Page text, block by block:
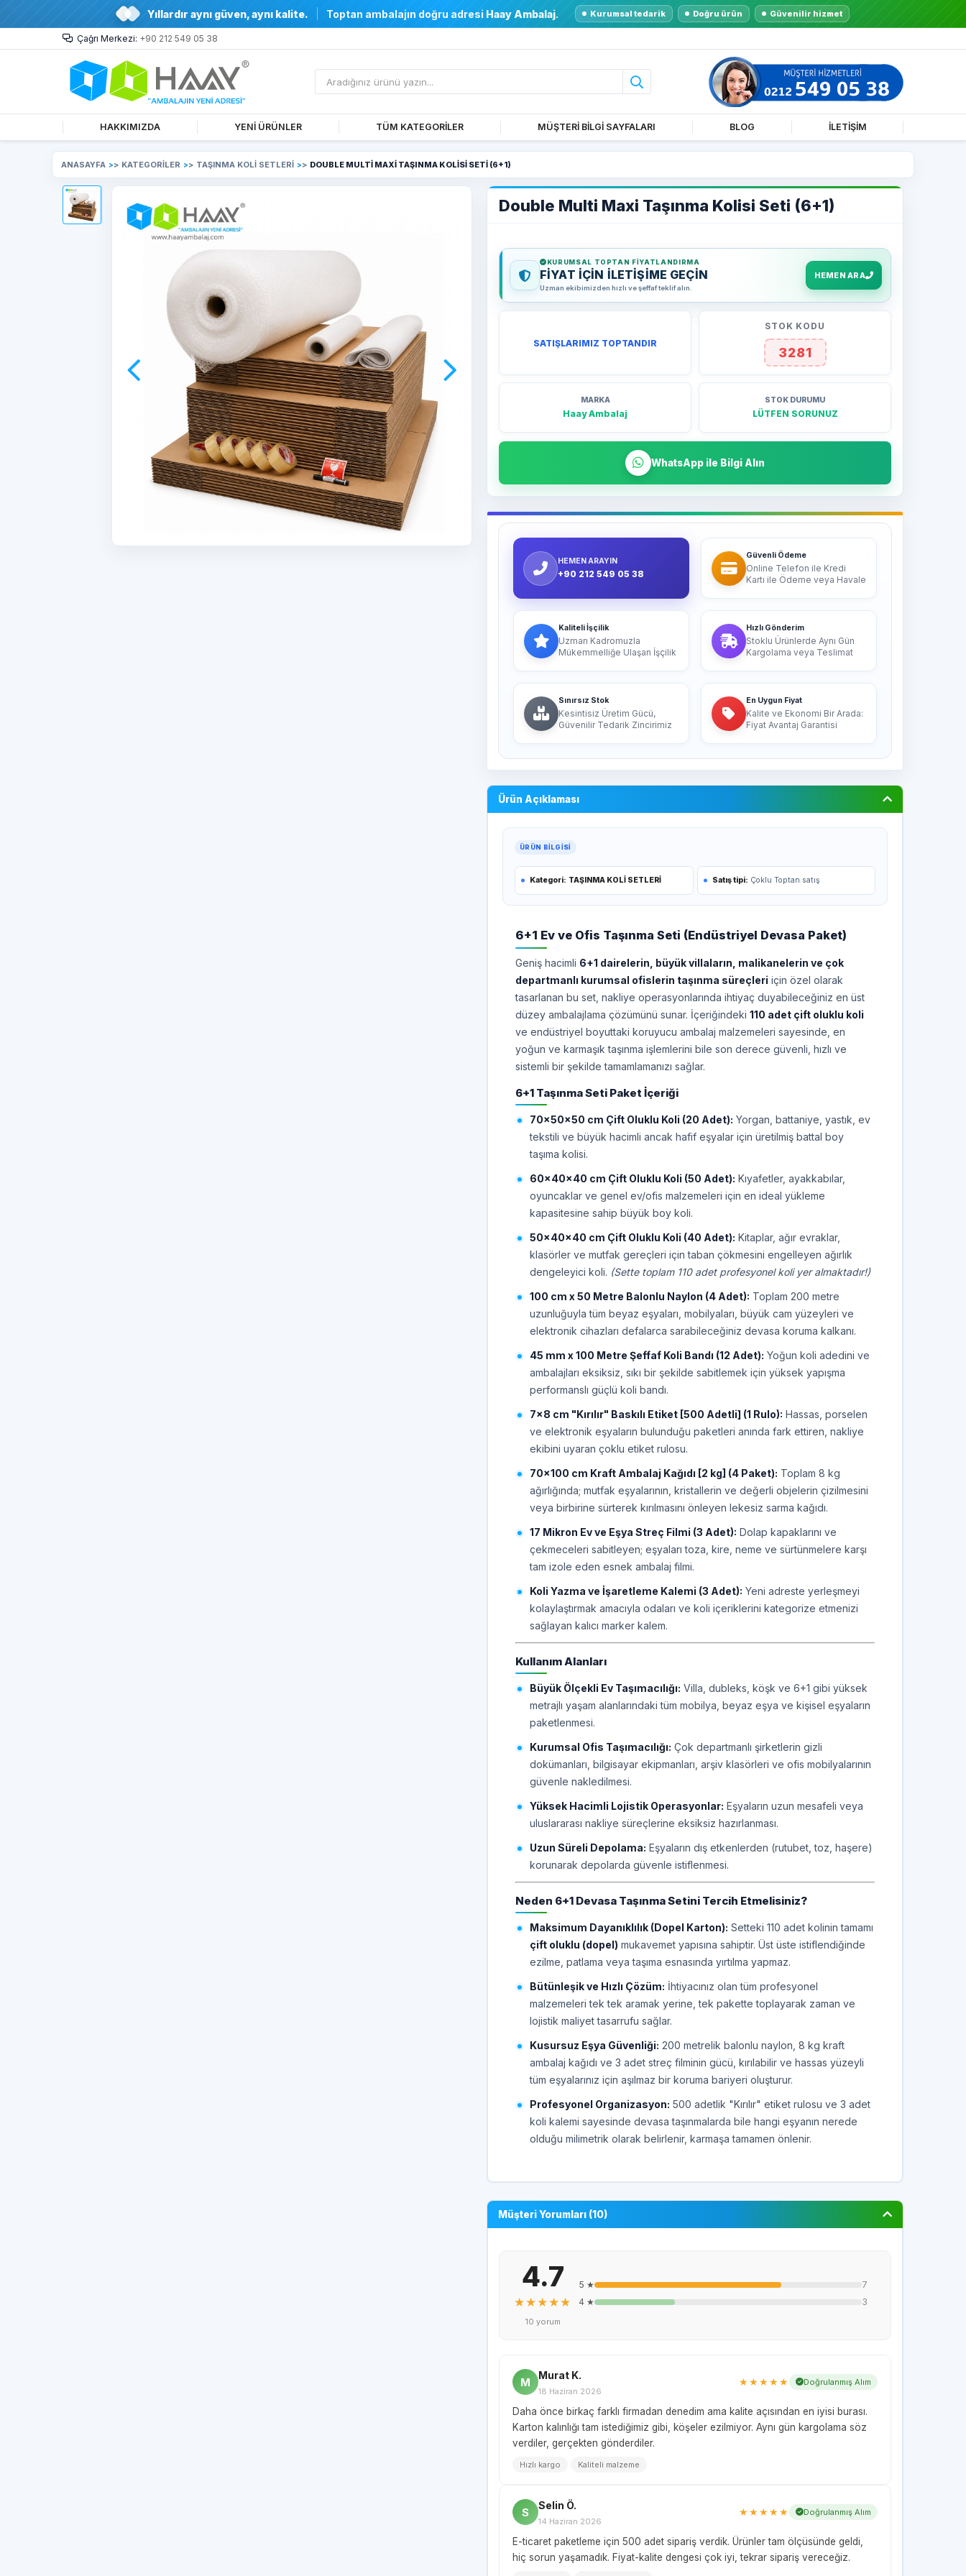
Yıllardır aynı güven, aynı kalite. Toptan ambalajın doğru adresi Haay Ambalaj. Kurumsal tedarik Doğru ürün Güvenilir hizmet
Çağrı Merkezi: +90 212 549 05 38
HAKKIMIZDA YENİ ÜRÜNLER TÜM KATEGORİLER MÜŞTERİ BİLGİ SAYFALARI BLOG İLETİŞİM
ANASAYFA > KATEGORİLER > TAŞINMA KOLİ SETLERİ > DOUBLE MULTI MAXI TAŞINMA KOLISI SETI (6+1)
Double Multi Maxi Taşınma Kolisi Seti (6+1)
KURUMSAL TOPTAN FIYATLANDIRMA
FİYAT İÇİN İLETİŞİME GEÇİN
Uzman ekibimizden hızlı ve şeffaf teklif alın.
HEMEN ARA
SATIŞLARIMIZ TOPTANDIR
STOK KODU
3281
MARKA
Haay Ambalaj
STOK DURUMU
LÜTFEN SORUNUZ
WhatsApp ile Bilgi Alın
HEMEN ARAYIN
+90 212 549 05 38
Güvenli Ödeme
Online Telefon ile Kredi
Kartı ile Ödeme veya Havale
Kaliteli İşçilik
Uzman Kadromuzla
Mükemmelliğe Ulaşan İşçilik
Hızlı Gönderim
Stoklu Ürünlerde Aynı Gün
Kargolama veya Teslimat
Sınırsız Stok
Kesintisiz Üretim Gücü,
Güvenilir Tedarik Zincirimiz
En Uygun Fiyat
Kalite ve Ekonomi Bir Arada:
Fiyat Avantaj Garantisi
Ürün Açıklaması
ÜRÜN BILGISI
Kategori: TAŞINMA KOLİ SETLERİ Satış tipi: Çoklu Toptan satış
6+1 Ev ve Ofis Taşınma Seti (Endüstriyel Devasa Paket)
Geniş hacimli 6+1 dairelerin, büyük villaların, malikanelerin ve çok
departmanlı kurumsal ofislerin taşınma süreçleri için özel olarak
tasarlanan bu set, nakliye operasyonlarında ihtiyaç duyabileceğiniz en üst
düzey ambalajlama çözümünü sunar. İçeriğindeki 110 adet çift oluklu koli
ve endüstriyel boyuttaki koruyucu ambalaj malzemeleri sayesinde, en
yoğun ve karmaşık taşınma işlemlerini bile son derece güvenli, hızlı ve
sistemli bir şekilde tamamlamanızı sağlar.
6+1 Taşınma Seti Paket İçeriği
70x50x50 cm Çift Oluklu Koli (20 Adet): Yorgan, battaniye, yastık, ev
tekstili ve büyük hacimli ancak hafif eşyalar için üretilmiş battal boy
taşıma kolisi.
60x40x40 cm Çift Oluklu Koli (50 Adet): Kıyafetler, ayakkabılar,
oyuncaklar ve genel ev/ofis malzemeleri için en ideal yükleme
kapasitesine sahip büyük boy koli.
50x40x40 cm Çift Oluklu Koli (40 Adet): Kitaplar, ağır evraklar,
klasörler ve mutfak gereçleri için taban çökmesini engelleyen ağırlık
dengeleyici koli. (Sette toplam 110 adet profesyonel koli yer almaktadır!)
100 cm x 50 Metre Balonlu Naylon (4 Adet): Toplam 200 metre
uzunluğuyla tüm beyaz eşyaları, mobilyaları, büyük cam yüzeyleri ve
elektronik cihazları defalarca sarabileceğiniz devasa koruma kalkanı.
45 mm x 100 Metre Şeffaf Koli Bandı (12 Adet): Yoğun koli adedini ve
ambalajları eksiksiz, sıkı bir şekilde sabitlemek için yüksek yapışma
performanslı güçlü koli bandı.
7x8 cm "Kırılır" Baskılı Etiket [500 Adetli] (1 Rulo): Hassas, porselen
ve elektronik eşyaların bulunduğu paketleri anında fark ettiren, nakliye
ekibini uyaran çoklu etiket rulosu.
70x100 cm Kraft Ambalaj Kağıdı [2 kg] (4 Paket): Toplam 8 kg
ağırlığında; mutfak eşyalarının, kristallerin ve değerli objelerin çizilmesini
veya birbirine sürterek kırılmasını önleyen lekesiz sarma kağıdı.
17 Mikron Ev ve Eşya Streç Filmi (3 Adet): Dolap kapaklarını ve
çekmeceleri sabitleyen; eşyaları toza, kire, neme ve sürtünmelere karşı
tam izole eden esnek ambalaj filmi.
Koli Yazma ve İşaretleme Kalemi (3 Adet): Yeni adreste yerleşmeyi
kolaylaştırmak amacıyla odaları ve koli içeriklerini kategorize etmenizi
sağlayan kalıcı marker kalem.
Kullanım Alanları
Büyük Ölçekli Ev Taşımacılığı: Villa, dubleks, köşk ve 6+1 gibi yüksek
metrajlı yaşam alanlarındaki tüm mobilya, beyaz eşya ve kişisel eşyaların
paketlenmesi.
Kurumsal Ofis Taşımacılığı: Çok departmanlı şirketlerin gizli
dokümanları, bilgisayar ekipmanları, arşiv klasörleri ve ofis mobilyalarının
güvenle nakledilmesi.
Yüksek Hacimli Lojistik Operasyonlar: Eşyaların uzun mesafeli veya
uluslararası nakliye süreçlerine eksiksiz hazırlanması.
Uzun Süreli Depolama: Eşyaların dış etkenlerden (rutubet, toz, haşere)
korunarak depolarda güvenle istiflenmesi.
Neden 6+1 Devasa Taşınma Setini Tercih Etmelisiniz?
Maksimum Dayanıklılık (Dopel Karton): Setteki 110 adet kolinin tamamı
çift oluklu (dopel) mukavemet yapısına sahiptir. Üst üste istiflendiğinde
ezilme, patlama veya taşıma esnasında yırtılma yapmaz.
Bütünleşik ve Hızlı Çözüm: İhtiyacınız olan tüm profesyonel
malzemeleri tek tek aramak yerine, tek pakette toplayarak zaman ve
lojistik maliyet tasarrufu sağlar.
Kusursuz Eşya Güvenliği: 200 metrelik balonlu naylon, 8 kg kraft
ambalaj kağıdı ve 3 adet streç filminin gücü, kırılabilir ve hassas yüzeyli
tüm eşyalarınız için aşılmaz bir koruma bariyeri oluşturur.
Profesyonel Organizasyon: 500 adetlik "Kırılır" etiket rulosu ve 3 adet
koli kalemi sayesinde devasa taşınmalarda bile hangi eşyanın nerede
olduğu milimetrik olarak belirlenir, karmaşa tamamen önlenir.
Müşteri Yorumları (10)
4.7
★★★★★
10 yorum
5 ★
7
4 ★
3
M
Murat K.
18 Haziran 2026
★★★★★ Doğrulanmış Alım
Daha önce birkaç farklı firmadan denedim ama kalite açısından en iyisi burası.
Karton kalınlığı tam istediğimiz gibi, köşeler ezilmiyor. Aynı gün kargolama söz
verdiler, gerçekten gönderdiler.
Hızlı kargo Kaliteli malzeme
S
Selin Ö.
14 Haziran 2026
★★★★★ Doğrulanmış Alım
E-ticaret paketleme için 500 adet sipariş verdik. Ürünler tam ölçüsünde geldi,
hiç sorun yaşamadık. Fiyat-kalite dengesi çok iyi, tekrar sipariş vereceğiz.